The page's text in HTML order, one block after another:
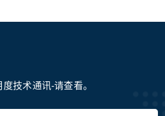
技术通讯-请查看。